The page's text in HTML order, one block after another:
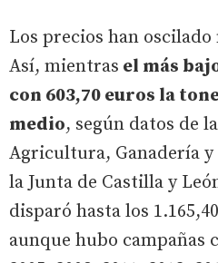
Los precios han oscilado
Así, mientras el más
con 603,70 euros la
medio, según datos de
Agricultura, Ganadería
la Junta de Castilla y
disparó hasta los
aunque hubo campañas